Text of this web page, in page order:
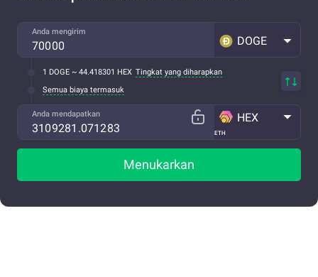
Anda mengirim
DOGE
1 DOGE ~ 44.418301 HEX Tingkat yang diharapkan
Semua biaya termasuk
Anda mendapatkan
ETH
HEX
Menukarkan